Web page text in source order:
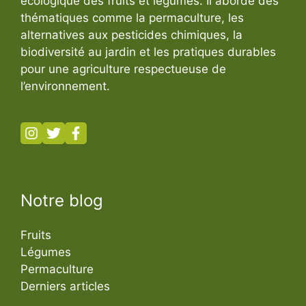
thématiques comme la permaculture, les
alternatives aux pesticides chimiques, la
biodiversité au jardin et les pratiques durables
pour une agriculture respectueuse de
l’environnement.
Notre blog
Fruits
Légumes
Permaculture
Derniers articles